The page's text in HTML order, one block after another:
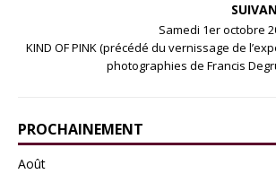
Samedi 1er octobre
KIND OF PINK (précédé du vernissage de
photographies de Francis
PROCHAINEMENT
Août